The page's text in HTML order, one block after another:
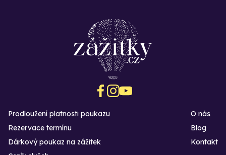
Prodloužení platnosti poukazu
Rezervace termínu
Dárkový poukaz na zážitek
O nás
Blog
Kontakt